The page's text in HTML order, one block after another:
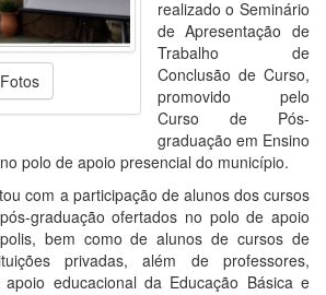
realizado o Seminário
de Apresentação de
Trabalho de
Conclusão de Curso,
promovido pelo
Curso de Pós-
graduação em Ensino
polo de apoio presencial do município.
a participação de alunos dos cursos
graduação ofertados no polo de apoio
bem como de alunos de cursos de
privadas, além de professores,
educacional da Educação Básica e